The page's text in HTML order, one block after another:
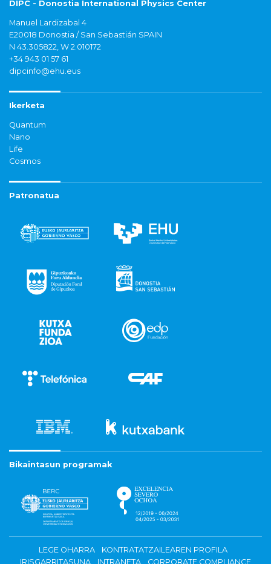
DIPC - Donostia International Physics Center
Manuel Lardizabal 4
E20018 Donostia / San Sebastián SPAIN
N 43.305822, W 2.010172
+34 943 01 57 61
dipcinfo@ehu.eus
Ikerketa
Quantum
Nano
Life
Cosmos
Patronatua
Bikaintasun programak
LEGE OHARRA
KONTRATATZAILEAREN PROFILA
IRISGARRITASUNA
INTRANETA CORPORATE COMPLIANCE